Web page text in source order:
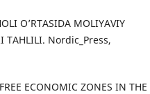
O’RTASIDA MOLIYAVIY
TAHLILI. Nordic_Press,
ECONOMIC ZONES IN THE